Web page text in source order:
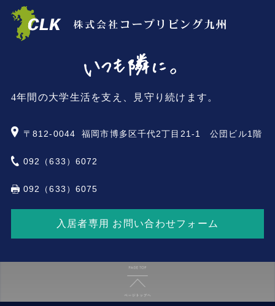
4年間の大学生活を支え、見守り続けます。
〒812-0044 福岡市博多区千代2丁目21-1 公団ビル1階
092（633）6072
092（633）6075
入居者専用 お問い合わせフォーム